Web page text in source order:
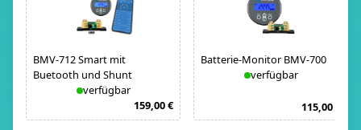
BMV-712 Smart mit
Buetooth und Shunt
verfügbar
159,00 €
Batterie-Monitor BMV-700
verfügbar
115,00 €